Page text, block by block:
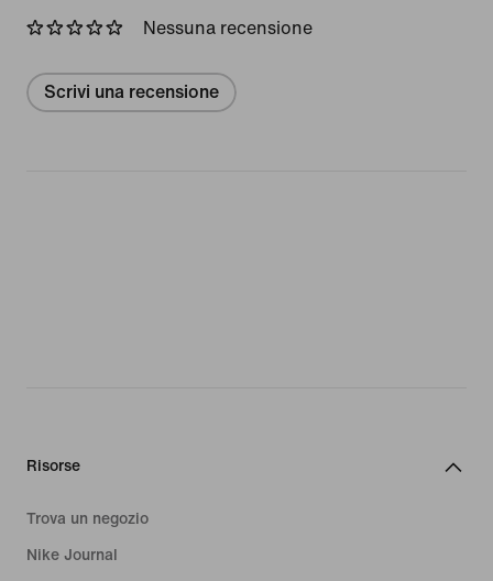
Nessuna recensione
Scrivi una recensione
Risorse
Trova un negozio
Nike Journal